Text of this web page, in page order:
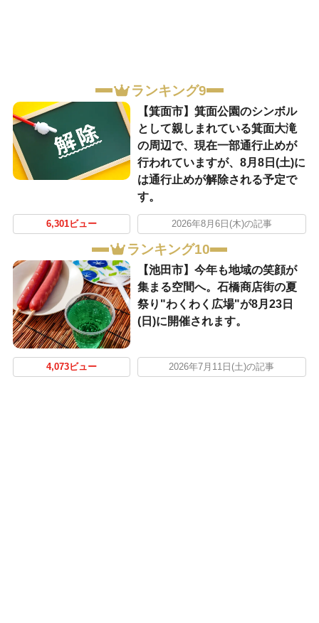
ランキング9
【箕面市】箕面公園のシンボル
として親しまれている箕面大滝
の周辺で、現在一部通行止めが
行われていますが、8月8日(土)に
は通行止めが解除される予定で
す。
6,301ビュー 2026年8月6日(木)の記事
ランキング10
【池田市】今年も地域の笑顔が
集まる空間へ。石橋商店街の夏
祭り"わくわく広場"が8月23日
(日)に開催されます。
4,073ビュー 2026年7月11日(土)の記事